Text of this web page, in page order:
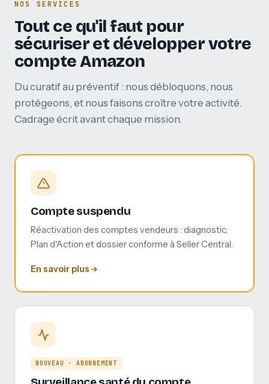
NOS SERVICES
Tout ce qu'il faut pour
sécuriser et développer votre
compte Amazon
Du curatif au préventif : nous débloquons, nous
protégeons, et nous faisons croître votre activité.
Cadrage écrit avant chaque mission.
Compte suspendu
Réactivation des comptes vendeurs : diagnostic,
Plan d'Action et dossier conforme à Seller Central.
En savoir plus
NOUVEAU · ABONNEMENT